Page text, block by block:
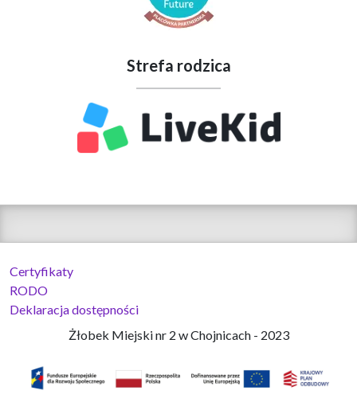
Strefa rodzica
Certyfikaty
RODO
Deklaracja dostępności
Żłobek Miejski nr 2 w Chojnicach - 2023